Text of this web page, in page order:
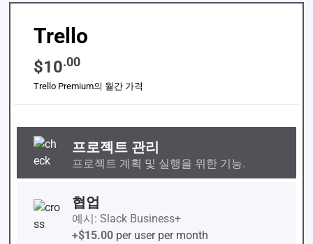
Trello
$10.00
Trello Premium의 월간 가격
프로젝트 관리
프로젝트 계획 및 실행을 위한 기능.
협업
예시: Slack Business+
+$15.00 per user per month